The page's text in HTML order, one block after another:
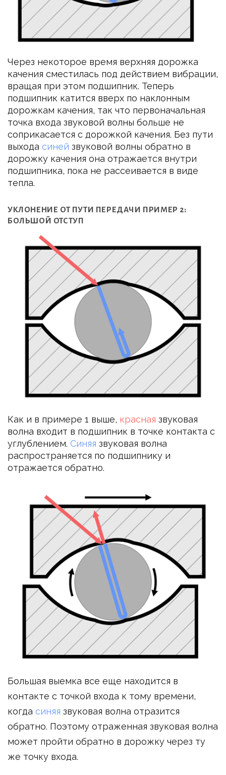
Через некоторое время верхняя дорожка
качения сместилась под действием вибрации,
вращая при этом подшипник. Теперь
подшипник катится вверх по наклонным
дорожкам качения, так что первоначальная
точка входа звуковой волны больше не
соприкасается с дорожкой качения. Без пути
выхода синей звуковой волны обратно в
дорожку качения она отражается внутри
подшипника, пока не рассеивается в виде
тепла.
УКЛОНЕНИЕ ОТ ПУТИ ПЕРЕДАЧИ ПРИМЕР 2:
БОЛЬШОЙ ОТСТУП
Как и в примере 1 выше, красная звуковая
волна входит в подшипник в точке контакта с
углублением. Синяя звуковая волна
распространяется по подшипнику и
отражается обратно.
Большая выемка все еще находится в
контакте с точкой входа к тому времени,
когда синяя звуковая волна отразится
обратно. Поэтому отраженная звуковая волна
может пройти обратно в дорожку через ту
же точку входа.